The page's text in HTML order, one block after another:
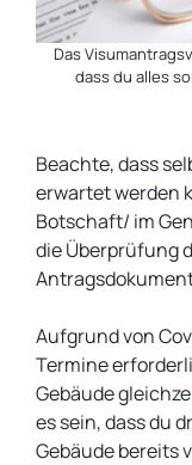
Das
dass du alles
Beachte, dass
erwartet werden
Botschaft/ im
die Überprüfung
Aufgrund von
Termine
Gebäude
es sein, dass du
Gebäude bereits